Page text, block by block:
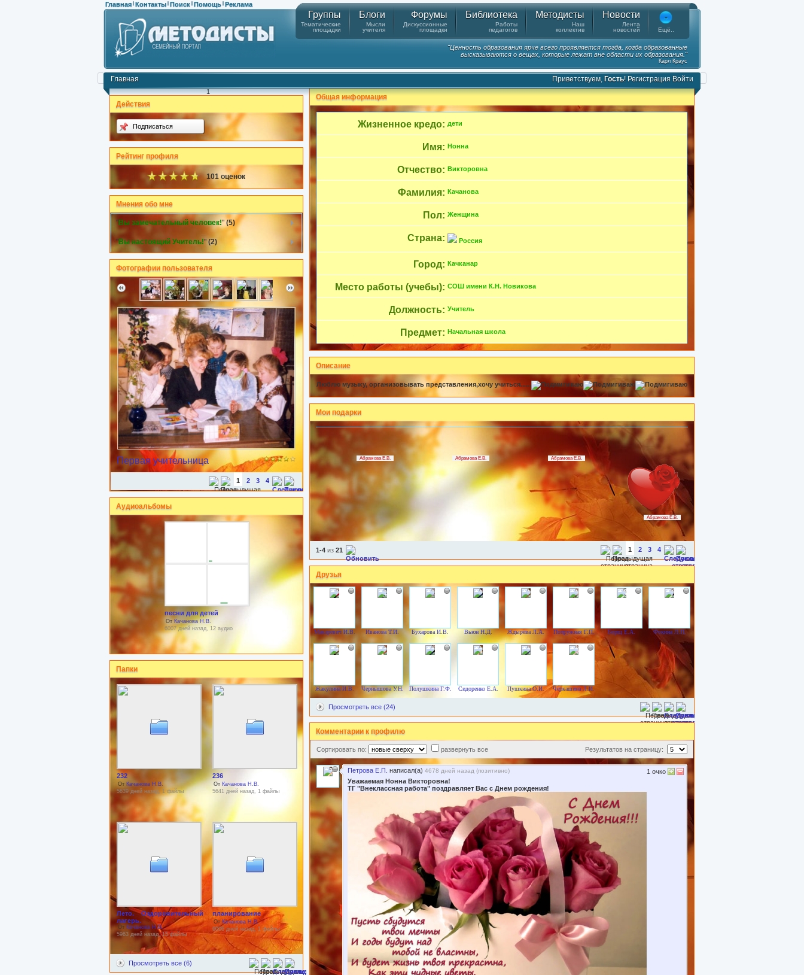
Главная | Контакты | Поиск | Помощь | Реклама
Группы
Тематические
площадки
Блоги
Мысли
учителя
Форумы
Дискуссионные
площадки
Библиотека
Работы
педагогов
Методисты
Наш
коллектив
Новости
Лента
новостей
Ещё..
"Ценность образования ярче всего проявляется тогда, когда образованные
высказываются о вещах, которые лежат вне области их образования."
Карл Краус
Главная Приветствуем, Гость! Регистрация Войти
1
Действия
Подписаться
Рейтинг профиля
101 оценок
Мнения обо мне
"Вы замечательный человек!" (5)
"Вы настоящий Учитель!" (2)
Фотографии пользователя
Первая учительница
1 2 3 4
Аудиоальбомы
песни для детей
ОтКачанова Н.В.
6007 дней назад, 12 аудио
Папки
232
От Качанова Н.В.
5639 дней назад, 1 файлы
236
От Качанова Н.В.
5641 дней назад, 1 файлы
Лето. Оздоровительный
лагерь.
От Качанова Н.В.
5963 дней назад, 15 файлы
планирование
От Качанова Н.В.
6006 дней назад, 1 файлы
Просмотреть все (6)
Общая информация
Жизненное кредо: дети
Имя: Нонна
Отчество: Викторовна
Фамилия: Качанова
Пол: Женщина
Страна: Россия
Город: Качканар
Место работы (учебы): СОШ имени К.Н. Новикова
Должность: Учитель
Предмет: Начальная школа
Описание
Люблю музыку, организовывать представления,хочу учиться......
Мои подарки
Абрамова Е.В. Абрамова Е.В. Абрамова Е.В.
Абрамова Е.В.
1-4 из 21 1 2 3 4
Друзья
Макаревич И.В. Иванова Т.И. Бухарова И.В. Вьюн Н.Д. Ждырёва Л.А. Попружная Г.П. Борщ Е.А. Фокина Л.П.
Жакулина И.В. Чернышова У.Н. Полушкина Г.Ф. Сидоренко Е.А. Пушкина О.И. Черкашина Л.И.
Просмотреть все (24)
Комментарии к профилю
Сортировать по: развернуть все Результатов на страницу:
Петрова Е.П. написал(а) 4678 дней назад (позитивно)
Уважаемая Нонна Викторовна!
ТГ "Внеклассная работа" поздравляет Вас с Днем рождения!
1 очко